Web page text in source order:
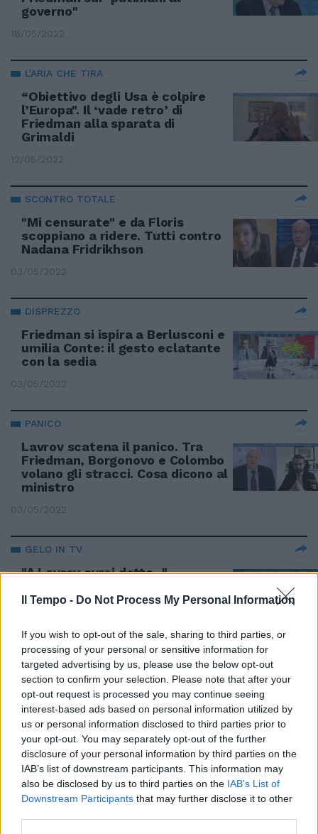
Il Tempo - Do Not Process My Personal Information
If you wish to opt-out of the sale, sharing to third parties, or
processing of your personal or sensitive information for
targeted advertising by us, please use the below opt-out
section to confirm your selection. Please note that after your
opt-out request is processed you may continue seeing
interest-based ads based on personal information utilized by
us or personal information disclosed to third parties prior to
your opt-out. You may separately opt-out of the further
disclosure of your personal information by third parties on the
IAB’s list of downstream participants. This information may
also be disclosed by us to third parties on the IAB’s List of
Downstream Participants that may further disclose it to other
governo"
18/05/2022
L'ARIA CHE TIRA
“Obiettivo degli Usa è colpire
l’Europa". Il ‘vade retro’ di
Friedman alla sparata di
Grimaldi
12/05/2022
SCONTRO TOTALE
"Mi censurate" e da Floris
scoppiano a ridere. Tutti contro
Nadana Fridrikhson
03/05/2022
DISPREZZO
Friedman si ispira a Berlusconi e
umilia Conte: il gesto eclatante
con la sedia
03/05/2022
PANICO
Lavrov scatena il panico. Tra
Friedman, Borgonovo e Colombo
volano gli stracci. Cosa dicono al
ministro
03/05/2022
GELO IN TV
"A Lavrov avrei detto..."
Palombelli non ci sta: botta e
02/05/2022
MINACCE VANE
Il retroscena di Friedman: "La
guerra durerà fino al prossimo
anno". Il bluff di Putin
28/04/2022
LA GUERRA IGNORATA
90% degli americani non sa